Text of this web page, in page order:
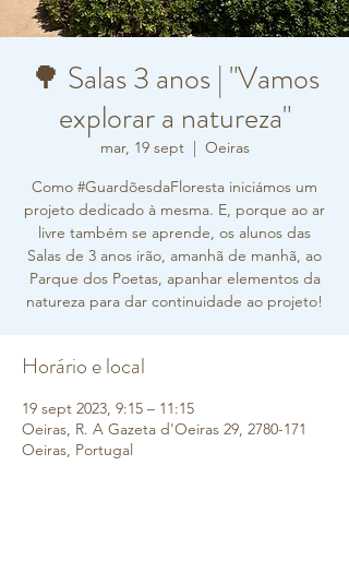
🌳 Salas 3 anos | "Vamos
explorar a natureza"
mar, 19 sept
  |
Oeiras
Como #GuardõesdaFloresta iniciámos um
projeto dedicado à mesma. E, porque ao ar
livre também se aprende, os alunos das
Salas de 3 anos irão, amanhã de manhã, ao
Parque dos Poetas, apanhar elementos da
natureza para dar continuidade ao projeto!
Horário e local
19 sept 2023, 9:15 – 11:15
Oeiras, R. A Gazeta d'Oeiras 29, 2780-171
Oeiras, Portugal